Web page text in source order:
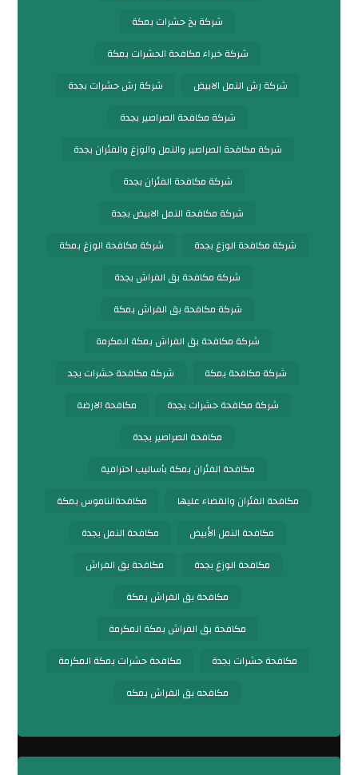
شركة بخ حشرات بمكة
شركة خبراء مكافحة الحشرات بمكة
شركة رش النمل الابيض
شركة رش حشرات بجدة
شركة مكافحة الصراصير بجدة
شركة مكافحة الصراصير والنمل والوزغ والفئران بجدة
شركة مكافحة الفئران بجدة
شركة مكافحة النمل الابيض بجدة
شركة مكافحة الوزغ بجدة
شركة مكافحة الوزغ بمكة
شركة مكافحة بق الفراش بجدة
شركة مكافحة بق الفراش بمكة
شركة مكافحة بق الفراش بمكة المكرمة
شركة مكافحة بمكة
شركة مكافحة حشرات بجد
شركة مكافحة حشرات بجدة
مكافحة الارضة
مكافحة الصراصير بجدة
مكافحة الفئران بمكة بأساليب احترافية
مكافحة الفئران والقضاء عليها
مكافحةالناموس بمكة
مكافحة النمل الأبيض
مكافحة النمل بجدة
مكافحة الوزغ بجدة
مكافحة بق الفراش
مكافحة بق الفراش بمكة
مكافحة بق الفراش بمكة المكرمة
مكافحة حشرات بجدة
مكافحة حشرات بمكة المكرمة
مكافحه بق الفراش بمكه